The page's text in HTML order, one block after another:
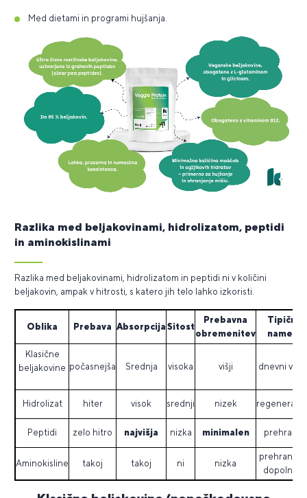
Med dietami in programi hujšanja.
Razlika med beljakovinami, hidrolizatom, peptidi
in aminokislinami
Razlika med beljakovinami, hidrolizatom in peptidi ni v količini
beljakovin, ampak v hitrosti, s katero jih telo lahko izkoristi.
Oblika Prebava Absorpcija Sitost
Prebavna
obremenitev
Tipični
namen
Klasične
beljakovine počasnejša Srednja visoka višji dnevni vnos
Hidrolizat hiter visok srednji nizek
Peptidi zelo hitro najvišja nizka minimalen prehrana
Aminokisline takoj takoj ni nizka
prehransko
dopolnilo